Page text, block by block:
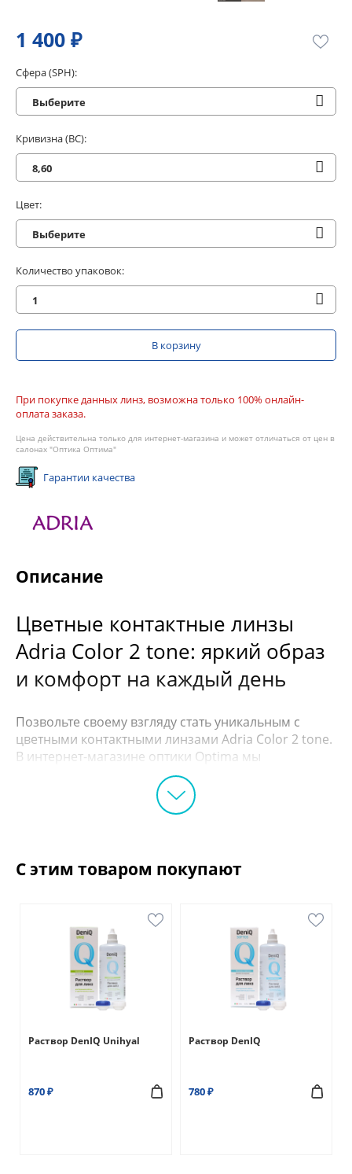
1 400 ₽
Сфера (SPH):
Выберите
Кривизна (BC):
8,60
Цвет:
Выберите
Количество упаковок:
1
В корзину
При покупке данных линз, возможна только 100% онлайн-
оплата заказа.
Цена действительна только для интернет-магазина и может отличаться от цен в
салонах "Оптика Оптима"
Гарантии качества
Описание
Цветные контактные линзы
Adria Color 2 tone: яркий образ
и комфорт на каждый день
Позвольте своему взгляду стать уникальным с
цветными контактными линзами Adria Color 2 tone.
В интернет-магазине оптики Optima мы
предлагаем вам возможность сделать свои глаза
выразительней, подчеркнуть их красоту и добавить
новые яркие нотки в ваш образ.
подчеркнуть естественность вашего взгляда и
наслаждаться комфортом каждый день.
Преимущества Adria Color 2 tone:
2 тона образуют рисунок:
Окраска линзы
перетекает в другой, придавая линзам
Асферический дизайн:
натуральный вид глаз и предотвращает
С этим товаром покупают
Раствор DenIQ Unihyal
870 ₽
Раствор DenIQ
780 ₽